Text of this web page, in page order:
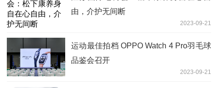
由，介护无间断
2023-09-21
运动最佳拍档 OPPO Watch 4 Pro羽毛球
品鉴会召开
2023-09-21